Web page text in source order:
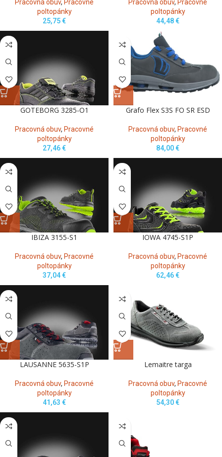
Pracovná obuv, Pracovné
poltopánky
25,75€
Pracovná obuv, Pracovné
poltopánky
44,48€
GOTEBORG 3285-O1
Pracovná obuv, Pracovné
poltopánky
27,46€
Grafo Flex S3S FO SR ESD
Pracovná obuv, Pracovné
poltopánky
84,00€
IBIZA 3155-S1
Pracovná obuv, Pracovné
poltopánky
37,04€
IOWA 4745-S1P
Pracovná obuv, Pracovné
poltopánky
62,46€
LAUSANNE 5635-S1P
Pracovná obuv, Pracovné
poltopánky
41,63 €
Lemaitre targa
Pracovná obuv, Pracovné
poltopánky
54,30€